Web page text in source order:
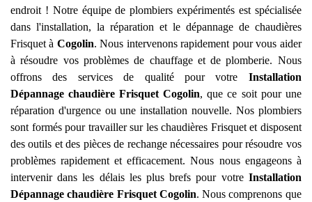
endroit ! Notre équipe de plombiers expérimentés est spécialisée
dans l'installation, la réparation et le dépannage de chaudières
Frisquet à Cogolin. Nous intervenons rapidement pour vous aider
à résoudre vos problèmes de chauffage et de plomberie. Nous
offrons des services de qualité pour votre Installation
Dépannage chaudière Frisquet Cogolin, que ce soit pour une
réparation d'urgence ou une installation nouvelle. Nos plombiers
sont formés pour travailler sur les chaudières Frisquet et disposent
des outils et des pièces de rechange nécessaires pour résoudre vos
problèmes rapidement et efficacement. Nous nous engageons à
intervenir dans les délais les plus brefs pour votre Installation
Dépannage chaudière Frisquet Cogolin. Nous comprenons que